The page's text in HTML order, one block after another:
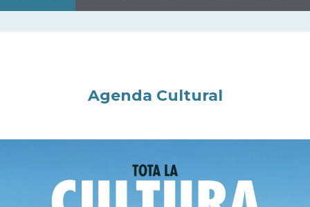
Agenda Cultural